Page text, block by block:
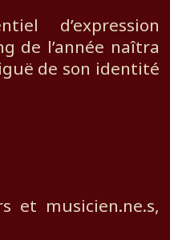
d’expression
de l’année naîtra
de son identité
et musicien.ne.s,